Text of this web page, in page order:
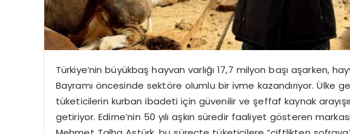
Türkiye’nin büyükbaş hayvan varlığı 17,7 milyon başı aşarken,
Bayramı öncesinde sektöre olumlu bir ivme kazandırıyor. Ülke
tüketicilerin kurban ibadeti için güvenilir ve şeffaf kaynak
getiriyor. Edirne’nin 50 yılı aşkın süredir faaliyet gösteren